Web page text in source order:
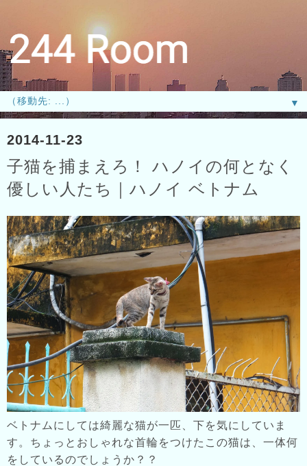
▼
2014-11-23
子猫を捕まえろ！ ハノイの何となく
優しい人たち｜ハノイ ベトナム
ベトナムにしては綺麗な猫が一匹、下を気にしていま
す。ちょっとおしゃれな首輪をつけたこの猫は、一体何
をしているのでしょうか？？